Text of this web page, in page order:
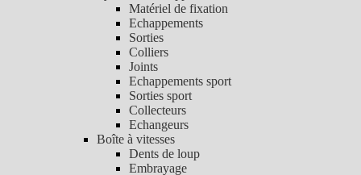
Matériel de fixation
Echappements
Sorties
Colliers
Joints
Echappements sport
Sorties sport
Collecteurs
Echangeurs
Boîte à vitesses
Dents de loup
Embrayage